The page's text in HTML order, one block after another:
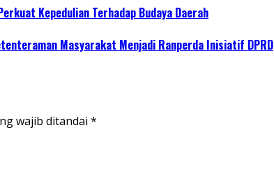
Kepedulian Terhadap Budaya Daerah
Masyarakat Menjadi Ranperda Inisiatif DPRD
wajib ditandai *